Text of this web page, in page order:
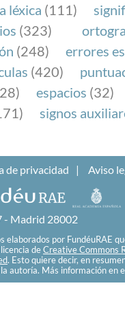
léxica (111)
(323)
(248)
errores
(420)
espacios (32)
signos
de privacidad Aviso
- Madrid 28002
por FundéuRAE
de Creative Commons
. Esto quiere decir, en
autoría. Más información en